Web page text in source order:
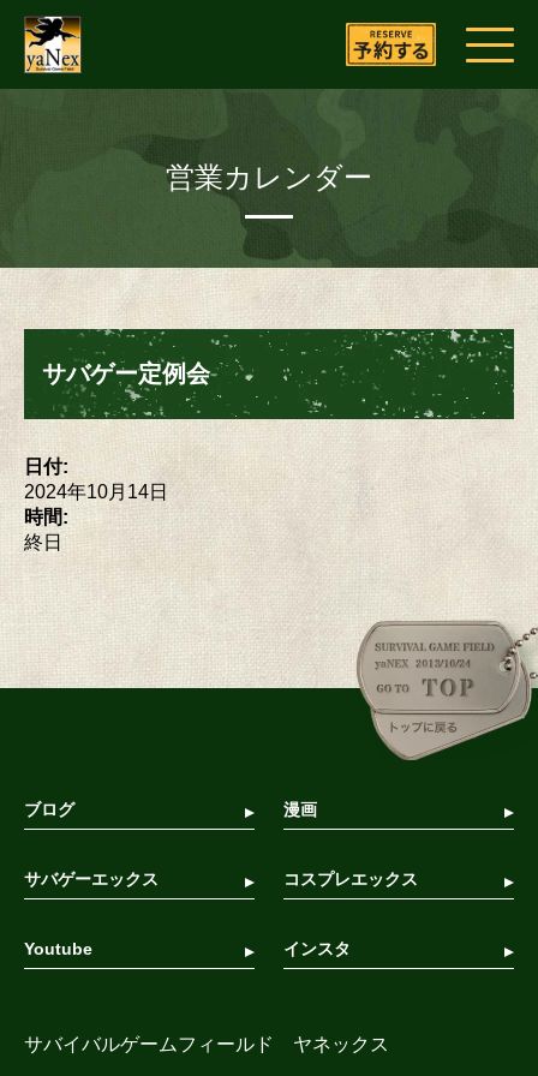
営業カレンダー
サバゲー定例会
日付:
2024年10月14日
時間:
終日
サバイバルゲームフィールド ヤネックス
ブログ 漫画
サバゲーエックス コスプレエックス
Youtube インスタ